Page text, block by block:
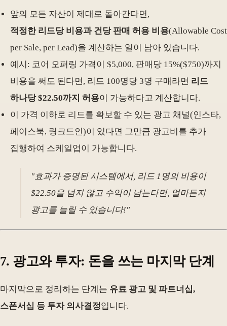
앞의 모든 자산이 제대로 돌아간다면,
적정한 리드당 비용과 건당 판매 허용 비용(Allowable Cost
per Sale, per Lead)을 계산하는 일이 남아 있습니다.
예시: 코어 오퍼링 가격이 $5,000, 판매당 15%($750)까지
비용을 써도 된다면, 리드 100명당 3명 구매라면 리드
하나당 $22.50까지 허용이 가능하다고 계산합니다.
이 가격 이하로 리드를 확보할 수 있는 광고 채널(인스타,
페이스북, 링크드인)이 있다면 그만큼 광고비를 추가
집행하여 스케일업이 가능합니다.
"효과가 증명된 시스템에서, 리드 1명의 비용이
$22.50을 넘지 않고 수익이 남는다면, 얼마든지
광고를 늘릴 수 있습니다!"
7. 광고와 투자: 돈을 쓰는 마지막 단계
마지막으로 정리하는 단계는 유료 광고 및 파트너십,
스폰서십 등 투자 의사결정입니다.